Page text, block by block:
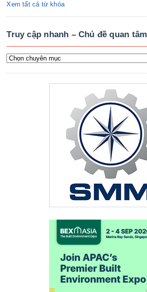
Xem tất cả từ khóa
Truy cập nhanh – Chủ đề quan tâm